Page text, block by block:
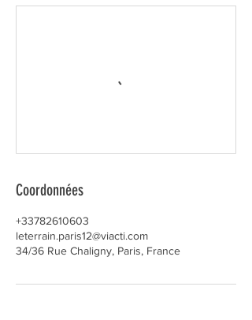
Coordonnées
+33782610603
leterrain.paris12@viacti.com
34/36 Rue Chaligny, Paris, France